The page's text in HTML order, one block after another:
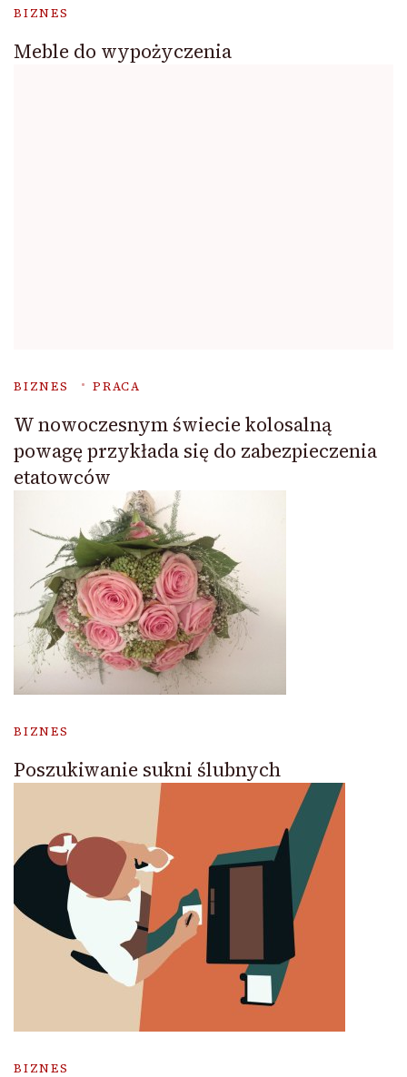
BIZNES
Meble do wypożyczenia
BIZNES PRACA
W nowoczesnym świecie kolosalną
powagę przykłada się do zabezpieczenia
etatowców
BIZNES
Poszukiwanie sukni ślubnych
BIZNES